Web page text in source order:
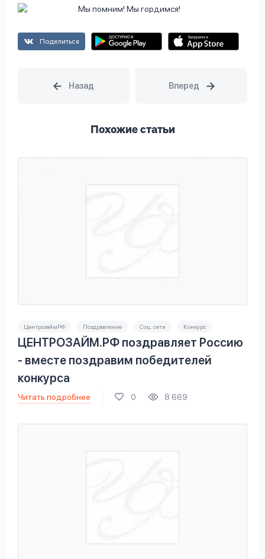
Поделиться
Похожие статьи
ЦентрозаймРФ Поздравление Соц. сети Конкурс
ЦЕНТРОЗАЙМ.РФ поздравляет Россию
- вместе поздравим победителей
конкурса
Читать подробнее 0 8 669